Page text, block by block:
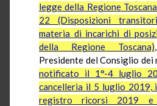
legge della Regione
22 (Disposizioni
materia di incarichi di
della Regione Toscana)
Presidente del Consiglio dei
notificato il 1°-4 luglio
cancelleria il 5 luglio 2019,
registro ricorsi 2019 e